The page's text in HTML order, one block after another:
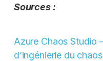
Sources :
Azure Chaos Studio
d’ingénierie du